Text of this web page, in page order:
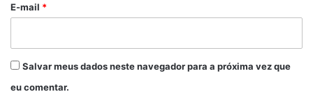
*
E-mail *
Salvar meus dados neste navegador para a próxima vez que
eu comentar.